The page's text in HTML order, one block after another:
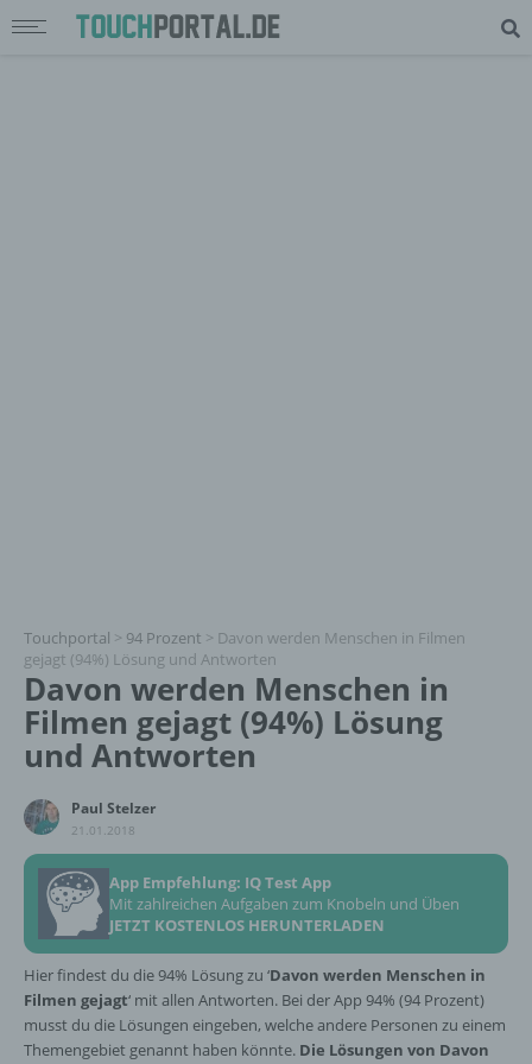
Touchportal > 94 Prozent > Davon werden Menschen in Filmen
gejagt (94%) Lösung und Antworten
Davon werden Menschen in
Filmen gejagt (94%) Lösung
und Antworten
Paul Stelzer
21.01.2018
App Empfehlung: IQ Test App
Mit zahlreichen Aufgaben zum Knobeln und Üben
JETZT KOSTENLOS HERUNTERLADEN
Hier findest du die 94% Lösung zu ‘Davon werden Menschen in
Filmen gejagt‘ mit allen Antworten. Bei der App 94% (94 Prozent)
musst du die Lösungen eingeben, welche andere Personen zu einem
Themengebiet genannt haben könnte. Die Lösungen von Davon